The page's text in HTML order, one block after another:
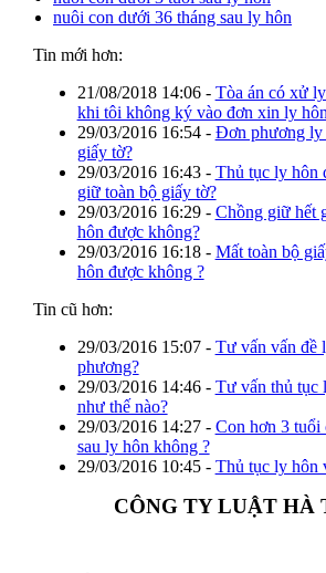
nuôi con dưới 36 tháng sau ly hôn
Tin mới hơn:
21/08/2018 14:06- Tòa án có xử
khi tôi không ký vào đơn xin ly
29/03/2016 16:54- Đơn phương ly
giấy tờ?
29/03/2016 16:43- Thủ tục ly hôn
giữ toàn bộ giấy tờ?
29/03/2016 16:29- Chồng giữ hết
hôn được không?
29/03/2016 16:18- Mất toàn bộ
hôn được không ?
Tin cũ hơn:
29/03/2016 15:07- Tư vấn vấn đề
phương?
29/03/2016 14:46- Tư vấn thủ tục
như thế nào?
29/03/2016 14:27- Con hơn 3 tuổi
sau ly hôn không ?
29/03/2016 10:45- Thủ tục ly hôn
CÔNG TY LUẬT HÀ